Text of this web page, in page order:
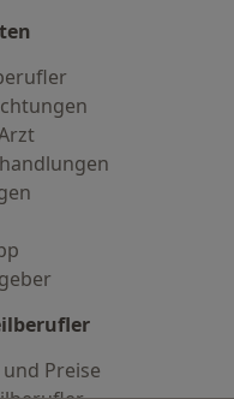
Preise